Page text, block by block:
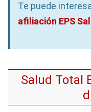
Te puede
afiliación EPS
Salud Total